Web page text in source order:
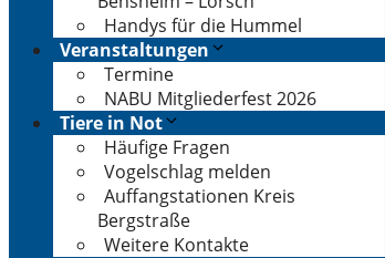
Handys für die Hummel
Veranstaltungen
Termine
NABU Mitgliederfest 2026
Tiere in Not
Häufige Fragen
Vogelschlag melden
Auffangstationen Kreis
Bergstraße
Weitere Kontakte